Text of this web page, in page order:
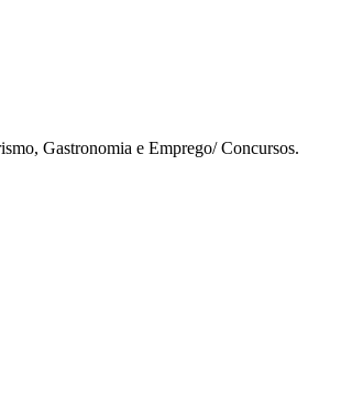
Gastronomia e Emprego/ Concursos.